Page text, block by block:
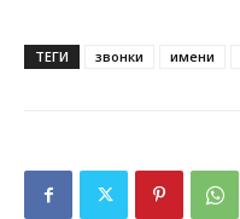
ТЕГИ звонки имени